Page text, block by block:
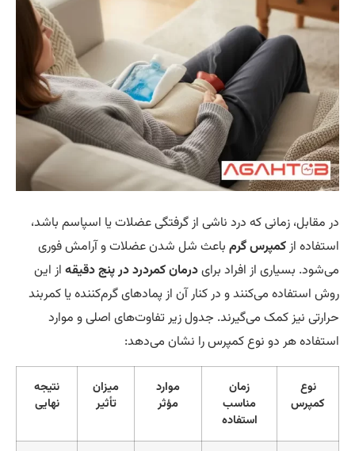
مقابل، زمانی که درد ناشی از گرفتگی عضلات یا اسپاسم باشد،
ازکمپرس گرمباعث شل شدن عضلات و آرامش فوری
بسیاری از افراد برای درمان کمردرد در پنج دقیقهاز این
استفاده می‌کنند و در کنار آن از پمادهای گرم‌کننده یا کمربند
نیز کمک می‌گیرند. جدول زیر تفاوت‌های اصلی و موارد
هر دو نوع کمپرس را نشان می‌دهد:
کمپرس
مناسب
استفاده
میزان
نتیجه
نهایی